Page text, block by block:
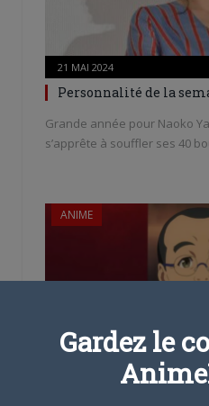
21 MAI 2024
Personnalité de la
Grande année pour Naoko
s’apprête à souffler ses 40
ANIME
Gardez le